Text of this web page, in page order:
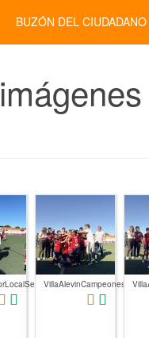
BUZÓN DEL CIUDADANO
VillaAlevinCampeones1